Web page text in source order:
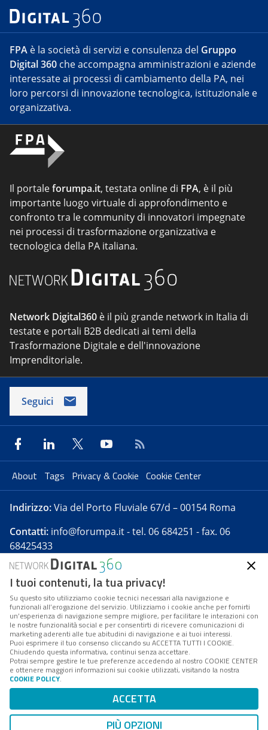
FPA è la società di servizi e consulenza del Gruppo
Digital 360 che accompagna amministrazioni e aziende
interessate ai processi di cambiamento della PA, nei
loro percorsi di innovazione tecnologica, istituzionale e
organizzativa.
Il portaleforumpa.it, testata online di FPA, è il più
importante luogo virtuale di approfondimento e
confronto tra le community di innovatori impegnate
nei processi di trasformazione organizzativa e
tecnologica della PA italiana.
Network Digital360 è il più grande network in Italia di
testate e portali B2B dedicati ai temi della
Trasformazione Digitale e dell'innovazione
Imprenditoriale.
Seguici
About Tags Privacy & Cookie Cookie Center
Indirizzo:Via del Porto Fluviale 67/d – 00154 Roma
Contatti: info@forumpa.it- tel. 06 684251 - fax. 06
68425433
Forumpa.itè una pubblicazione telematica iscritta
presso Registro della stampa del Tribunale di Roma -
Reg. n. 182 del 2 maggio 2008 - Direttore resp. Michela
Stentella
FPA s.r.l. è società soggetta a Direzione e
Coordinamento da parte di Digital360 S.p.A. - FPA s.r.l.
è un'azienda certificata per il sistema di management
Codice Fiscale/Partita IVA n. 10693191008 - R.E.A. Roma
n. 1249791. ISP AWS
Mappa del sito
I tuoi contenuti, la tua privacy!
Su questo sito utilizziamo cookie tecnici necessari alla navigazione e
funzionali all’erogazione del servizio. Utilizziamo i cookie anche per fornirti
un’esperienza di navigazione sempre migliore, per facilitare le interazioni con
le nostre funzionalità social e per consentirti di ricevere comunicazioni di
marketing aderenti alle tue abitudini di navigazione e ai tuoi interessi.
Puoi esprimere il tuo consenso cliccando su ACCETTA TUTTI I COOKIE.
Chiudendo questa informativa, continui senza accettare.
Potrai sempre gestire le tue preferenze accedendo al nostro COOKIE CENTER
e ottenere maggiori informazioni sui cookie utilizzati, visitando la nostra
COOKIE POLICY.
ACCETTA
PIÙ OPZIONI